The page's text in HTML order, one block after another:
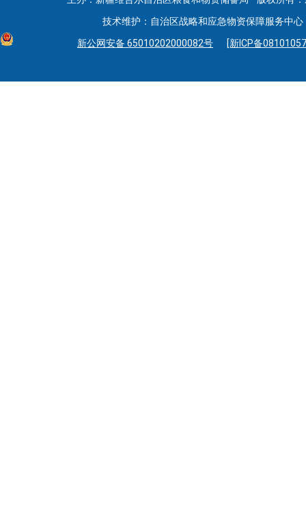
技术维护：自治区战略和应急物资保障服务中
新公网安备 65010202000082号
[新ICP备